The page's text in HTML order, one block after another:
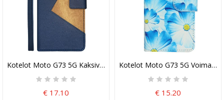
Kotelot Moto G73 5G Kaksivärinen Idewei
€ 17.10
Kotelot Moto G73 5G
€ 15.20